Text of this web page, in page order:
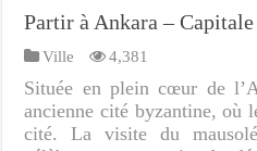
Partir à Ankara –
Ville 4,381
Située en plein cœur de
ancienne cité byzantine, où
cité. La visite du